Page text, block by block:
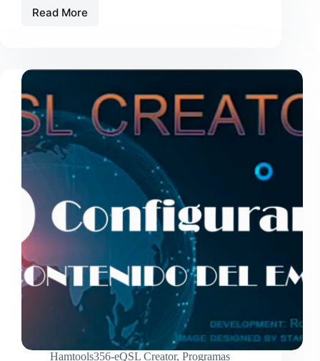
Read MoreCOMPRAMOS
AMBE
¿DESPUÉS
HACEMOS?
PASO
PRUEBA
Hamtools356-eQSL Creator, Programas